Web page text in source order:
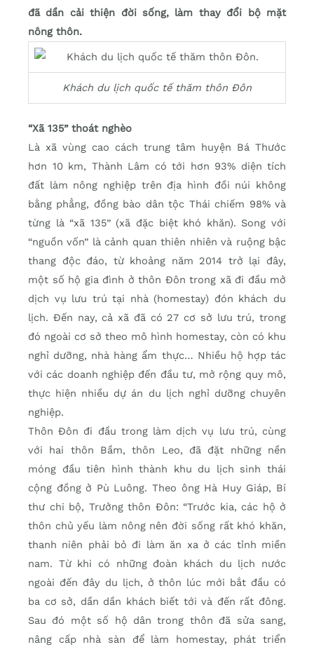
đã dần cải thiện đời sống, làm thay đổi bộ mặt
nông thôn.
Khách du lịch quốc tế thăm thôn Đôn
“Xã 135” thoát nghèo
Là xã vùng cao cách trung tâm huyện Bá Thước
hơn 10 km, Thành Lâm có tới hơn 93% diện tích
đất làm nông nghiệp trên địa hình đồi núi không
bằng phẳng, đồng bào dân tộc Thái chiếm 98% và
từng là “xã 135” (xã đặc biệt khó khăn). Song với
“nguồn vốn” là cảnh quan thiên nhiên và ruộng bậc
thang độc đáo, từ khoảng năm 2014 trở lại đây,
một số hộ gia đình ở thôn Đôn trong xã đi đầu mở
dịch vụ lưu trú tại nhà (homestay) đón khách du
lịch. Đến nay, cả xã đã có 27 cơ sở lưu trú, trong
đó ngoài cơ sở theo mô hình homestay, còn có khu
nghỉ dưỡng, nhà hàng ẩm thực… Nhiều hộ hợp tác
với các doanh nghiệp đến đầu tư, mở rộng quy mô,
thực hiện nhiều dự án du lịch nghỉ dưỡng chuyên
nghiệp.
Thôn Đôn đi đầu trong làm dịch vụ lưu trú, cùng
với hai thôn Bầm, thôn Leo, đã đặt những nền
móng đầu tiên hình thành khu du lịch sinh thái
cộng đồng ở Pù Luông. Theo ông Hà Huy Giáp, Bí
thư chi bộ, Trưởng thôn Đôn: “Trước kia, các hộ ở
thôn chủ yếu làm nông nên đời sống rất khó khăn,
thanh niên phải bỏ đi làm ăn xa ở các tỉnh miền
nam. Từ khi có những đoàn khách du lịch nước
ngoài đến đây du lịch, ở thôn lúc mới bắt đầu có
ba cơ sở, dần dần khách biết tới và đến rất đông.
Sau đó một số hộ dân trong thôn đã sửa sang,
nâng cấp nhà sàn để làm homestay, phát triển